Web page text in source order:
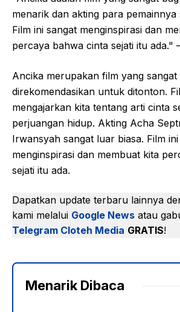
menarik dan akting para pemainnya
Film ini sangat menginspirasi dan
percaya bahwa cinta sejati itu ada."
Ancika merupakan film yang sangat
direkomendasikan untuk ditonton.
mengajarkan kita tentang arti cinta
perjuangan hidup. Akting Acha
Irwansyah sangat luar biasa. Film
menginspirasi dan membuat kita
sejati itu ada.
Dapatkan update terbaru lainnya
kami melalui Google News atau
Telegram Cloteh Media GRATIS!
Menarik Dibaca